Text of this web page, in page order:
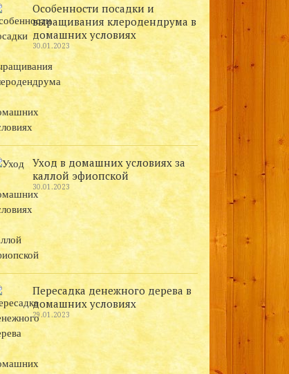
Особенности посадки и
выращивания клеродендрума в
домашних условиях
30.01.2023
Уход в домашних условиях за
каллой эфиопской
30.01.2023
Пересадка денежного дерева в
домашних условиях
29.01.2023